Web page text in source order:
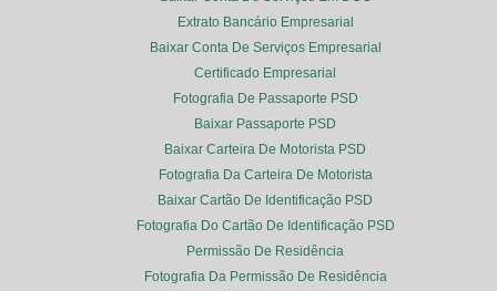
Extrato Bancário Empresarial
Baixar Conta De Serviços Empresarial
Certificado Empresarial
Fotografia De Passaporte PSD
Baixar Passaporte PSD
Baixar Carteira De Motorista PSD
Fotografia Da Carteira De Motorista
Baixar Cartão De Identificação PSD
Fotografia Do Cartão De Identificação PSD
Permissão De Residência
Fotografia Da Permissão De Residência